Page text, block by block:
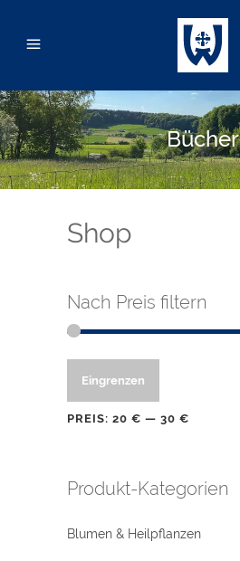
Bücher
Shop
Nach Preis filtern
Eingrenzen
PREIS: 20 € — 30 €
Produkt-Kategorien
Blumen & Heilpflanzen